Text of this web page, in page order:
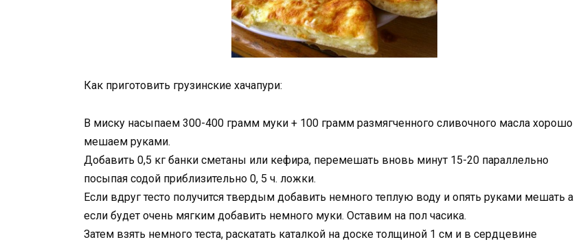
Как приготовить грузинские хачапури:
В миску насыпаем 300-400 грамм муки + 100 грамм размягченного сливочного масла хорошо
мешаем руками.
Добавить 0,5 кг банки сметаны или кефира, перемешать вновь минут 15-20 параллельно
посыпая содой приблизительно 0, 5 ч. ложки.
Если вдруг тесто получится твердым добавить немного теплую воду и опять руками мешать а
если будет очень мягким добавить немного муки. Оставим на пол часика.
Затем взять немного теста, раскатать каталкой на доске толщиной 1 см и в сердцевине